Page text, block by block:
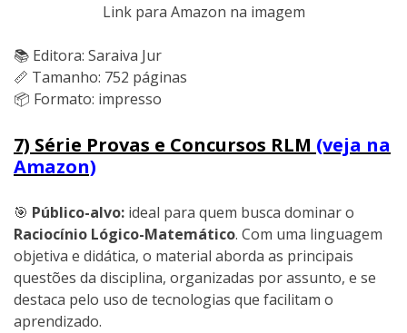
Link para Amazon na imagem
📚 Editora: Saraiva Jur
📏 Tamanho: 752 páginas
📦 Formato: impresso
7) Série Provas e Concursos RLM (veja na
Amazon)
🎯 Público-alvo: ideal para quem busca dominar o
Raciocínio Lógico-Matemático. Com uma linguagem
objetiva e didática, o material aborda as principais
questões da disciplina, organizadas por assunto, e se
destaca pelo uso de tecnologias que facilitam o
aprendizado.